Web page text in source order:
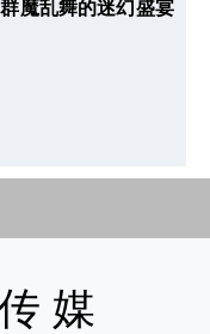
魔乱舞的迷幻盛宴
媒